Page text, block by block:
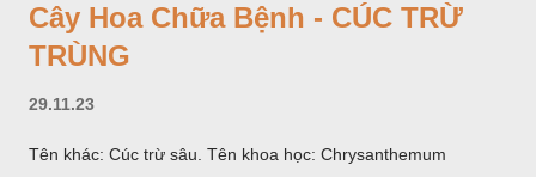
Cây Hoa Chữa Bệnh - CÚC TRỪ
TRÙNG
29.11.23
Tên khác: Cúc trừ sâu. Tên khoa học: Chrysanthemum